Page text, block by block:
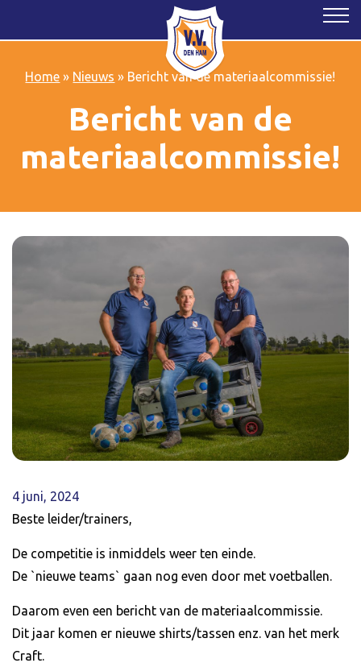
Home » Nieuws » Bericht van de materiaalcommissie!
Bericht van de
materiaalcommissie!
4 juni, 2024
Beste leider/trainers,
De competitie is inmiddels weer ten einde.
De `nieuwe teams` gaan nog even door met voetballen.
Daarom even een bericht van de materiaalcommissie.
Dit jaar komen er nieuwe shirts/tassen enz. van het merk
Craft.